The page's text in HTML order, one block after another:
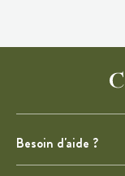
Besoin d'aide ?